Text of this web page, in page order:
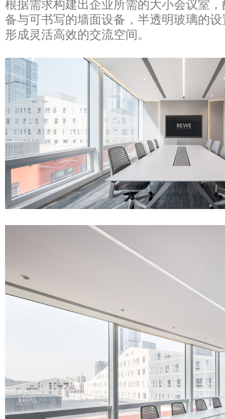
根据需求构建出企业所需的大小会议室
备与可书写的墙面设备，半透明玻璃的
形成灵活高效的交流空间。